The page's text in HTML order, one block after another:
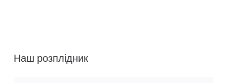
Наш розплідник